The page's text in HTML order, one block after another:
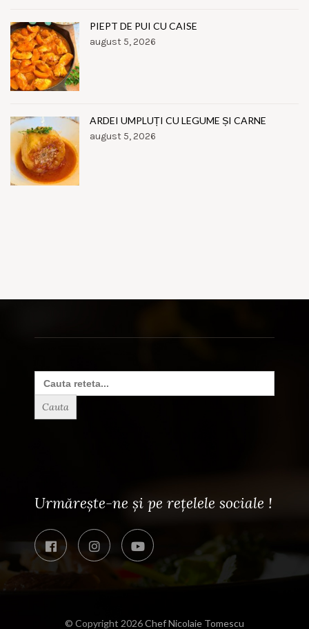
PIEPT DE PUI CU CAISE
august 5, 2026
ARDEI UMPLUȚI CU LEGUME ȘI CARNE
august 5, 2026
Search
for:
Urmărește-ne și pe rețelele sociale !
© Copyright 2026Chef Nicolaie Tomescu